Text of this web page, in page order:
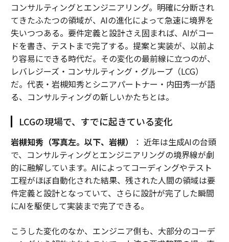
コンサルティングとエンジニアリング。明確に分断され
てきたふたつの領域が、AIの進化によって急速に境界を
失いつつある。要件定義と設計さえ固まれば、AIがコー
ドを書き、テストまで完了する。提案と実装が、以前よ
り容易にできる時代だ。その変化の最前線に立つのが、
レバレジーズ・コンサルティング・グループ（LCG）
だ。代表・岩槻知秀とシニアパートナー・内田秀一が語
る、コンサルティングの新しいかたちとは。
LCGの現場で、すでに起きている変化
岩槻知秀（写真左。以下、岩槻）
： 近年は生成AIの台頭
で、コンサルティングとエンジニアリングの境界線が劇
的に融解しています。AIによってコーディングやテスト
工程がほぼ自動化された結果、残された人間の領域は要
件定義と設計となっていて、さらに設計が完了した瞬間
にAIを駆使して実装まで完了できる。
こうした変化のなか、エンジニア側も、大部分のコーデ